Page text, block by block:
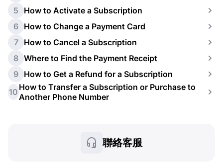
5
How to Activate a Subscription
6 How to Change a Payment Card
7
How to Cancel a Subscription
8 Where to Find the Payment Receipt
9 How to Get a Refund for a Subscription
10 How to Transfer a Subscription or Purchase to
Another Phone Number
聯絡客服